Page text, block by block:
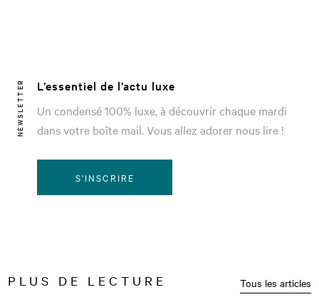
NEWSLETTER
L’essentiel de l’actu luxe
Un condensé 100% luxe, à découvrir chaque mardi
dans votre boîte mail. Vous allez adorer nous lire !
S'INSCRIRE
PLUS DE LECTURE Tous les articles